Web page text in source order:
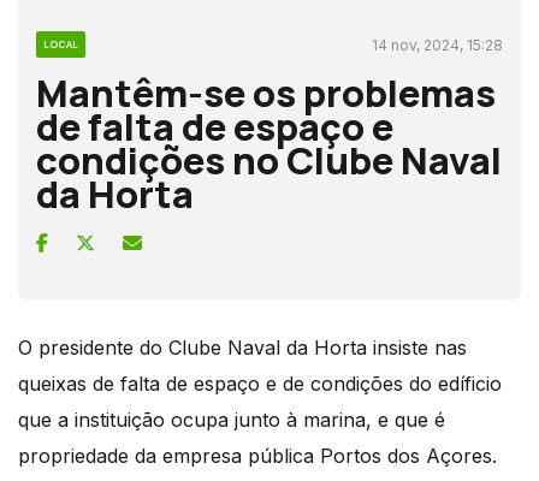
LOCAL 14 nov, 2024, 15:28
Mantêm-se os problemas
de falta de espaço e
condições no Clube Naval
da Horta
O presidente do Clube Naval da Horta insiste nas
queixas de falta de espaço e de condições do edíficio
que a instituição ocupa junto à marina, e que é
propriedade da empresa pública Portos dos Açores.